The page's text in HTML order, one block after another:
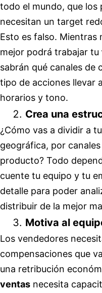
todo el mundo, que
necesitan un target
Esto es falso. Mientras
mejor podrá trabajar tu
sabrán qué canales de
tipo de acciones llevar
horarios y tono.
Crea una
¿Cómo vas a dividir a tu
geográfica, por
producto? Todo
cuente tu equipo y tu
detalle para poder
distribuir de la mejor
Motiva al
Los vendedores
compensaciones que
una retribución
ventas necesita